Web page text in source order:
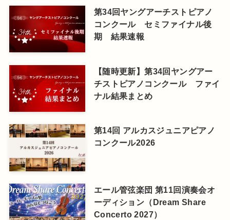
第34回ヤングアーチストピアノ
コンクール セミファイナル後
期 結果速報
【随時更新】第34回ヤングアー
チストピアノコンクール ファイ
ナル結果まとめ
第14回 アルカスジュニアピアノ
コンクール2026
エール管弦楽団 第11回演奏会オ
ーディション（Dream Share
Concerto 2027）